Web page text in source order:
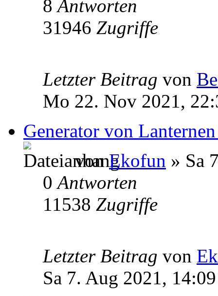
8Antworten
31946 Zugriffe
Letzter Beitrag von
Mo 22. Nov 2021,
Generator von
vonEkofun » Sa
0Antworten
11538 Zugriffe
Letzter Beitrag von
Sa 7. Aug 2021, 14:09